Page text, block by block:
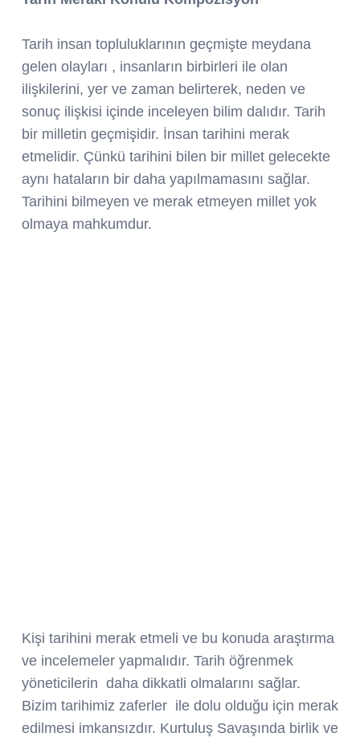
Tarih insan topluluklarının geçmişte meydana
gelen olayları , insanların birbirleri ile olan
ilişkilerini, yer ve zaman belirterek, neden ve
sonuç ilişkisi içinde inceleyen bilim dalıdır. Tarih
bir milletin geçmişidir. İnsan tarihini merak
etmelidir. Çünkü tarihini bilen bir millet gelecekte
aynı hataların bir daha yapılmamasını sağlar.
Tarihini bilmeyen ve merak etmeyen millet yok
olmaya mahkumdur.
Kişi tarihini merak etmeli ve bu konuda araştırma
ve incelemeler yapmalıdır. Tarih öğrenmek
yöneticilerin daha dikkatli olmalarını sağlar.
Bizim tarihimiz zaferler ile dolu olduğu için merak
edilmesi imkansızdır. Kurtuluş Savaşında birlik ve